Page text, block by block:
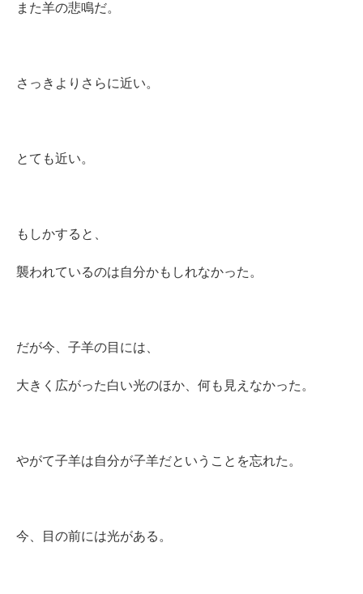
また羊の悲鳴だ。
さっきよりさらに近い。
とても近い。
もしかすると、
襲われているのは自分かもしれなかった。
だが今、子羊の目には、
大きく広がった白い光のほか、何も見えなかった。
やがて子羊は自分が子羊だということを忘れた。
今、目の前には光がある。